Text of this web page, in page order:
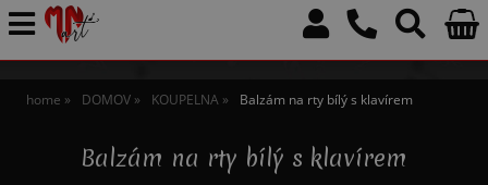
home DOMOV KOUPELNA Balzám na rty bílý s klavírem
Balzám na rty bílý s klavírem